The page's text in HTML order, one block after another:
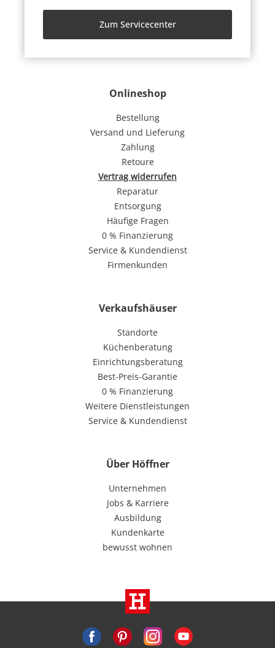
Onlineshop
Bestellung
Versand und Lieferung
Zahlung
Retoure
Vertrag widerrufen
Reparatur
Entsorgung
Häufige Fragen
0 % Finanzierung
Service & Kundendienst
Firmenkunden
Verkaufshäuser
Standorte
Küchenberatung
Einrichtungsberatung
Best-Preis-Garantie
0 % Finanzierung
Weitere Dienstleistungen
Service & Kundendienst
Über Höffner
Unternehmen
Jobs & Karriere
Ausbildung
Kundenkarte
bewusst wohnen
Zum Servicecenter